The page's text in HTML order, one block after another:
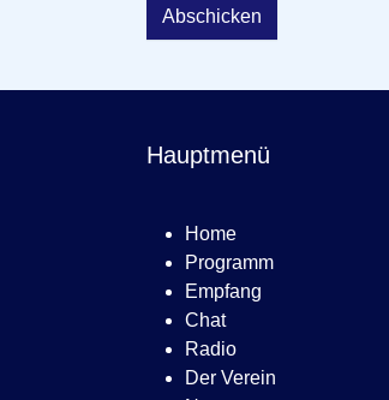
Abschicken
Hauptmenü
Home
Programm
Empfang
Chat
Radio
Der Verein